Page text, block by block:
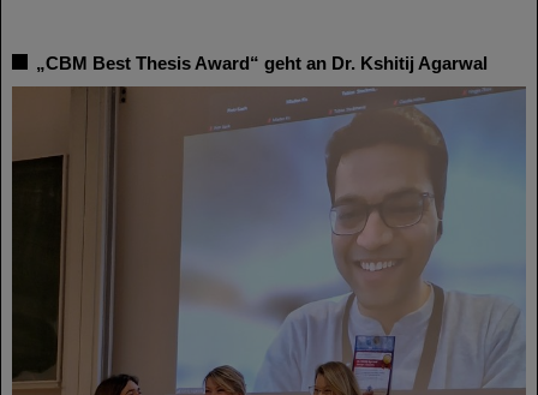
„CBM Best Thesis Award“ geht an Dr. Kshitij Agarwal